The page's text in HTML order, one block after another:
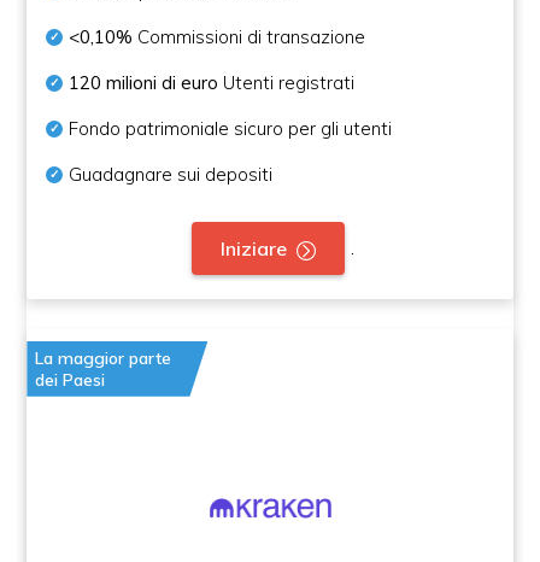
<0,10% Commissioni di transazione
120 milioni di euro Utenti registrati
Fondo patrimoniale sicuro per gli utenti
Guadagnare sui depositi
Iniziare
La maggior parte
dei Paesi